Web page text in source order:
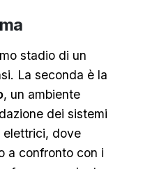
stadio di un
La seconda è la
, un ambiente
dei sistemi
elettrici, dove
a confronto con i